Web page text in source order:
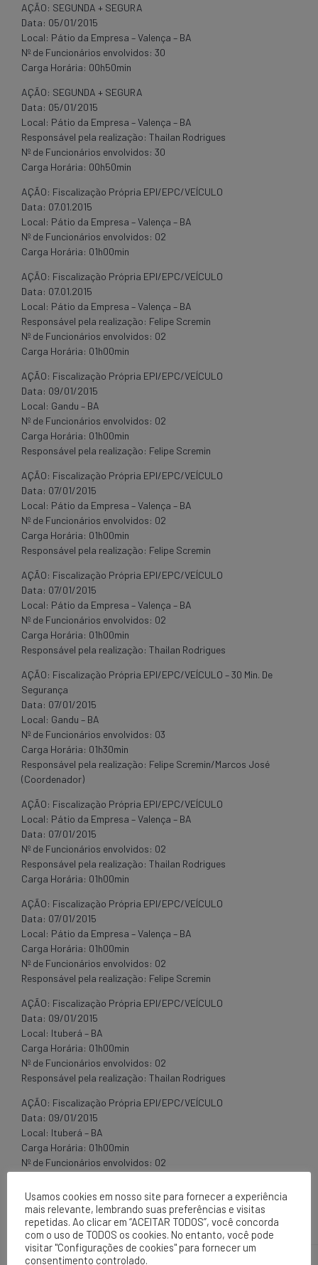
AÇÃO: SEGUNDA + SEGURA
Data: 05/01/2015
Local: Pátio da Empresa – Valença – BA
Nº de Funcionários envolvidos: 30
Carga Horária: 00h50min
AÇÃO: SEGUNDA + SEGURA
Data: 05/01/2015
Local: Pátio da Empresa – Valença – BA
Responsável pela realização: Thailan Rodrigues
Nº de Funcionários envolvidos: 30
Carga Horária: 00h50min
AÇÃO: Fiscalização Própria EPI/EPC/VEÍCULO
Data: 07.01.2015
Local: Pátio da Empresa – Valença – BA
Nº de Funcionários envolvidos: 02
Carga Horária: 01h00min
AÇÃO: Fiscalização Própria EPI/EPC/VEÍCULO
Data: 07.01.2015
Local: Pátio da Empresa – Valença – BA
Responsável pela realização: Felipe Scremin
Nº de Funcionários envolvidos: 02
Carga Horária: 01h00min
AÇÃO: Fiscalização Própria EPI/EPC/VEÍCULO
Data: 09/01/2015
Local: Gandu – BA
Nº de Funcionários envolvidos: 02
Carga Horária: 01h00min
Responsável pela realização: Felipe Scremin
AÇÃO: Fiscalização Própria EPI/EPC/VEÍCULO
Data: 07/01/2015
Local: Pátio da Empresa – Valença – BA
Nº de Funcionários envolvidos: 02
Carga Horária: 01h00min
Responsável pela realização: Felipe Scremin
AÇÃO: Fiscalização Própria EPI/EPC/VEÍCULO
Data: 07/01/2015
Local: Pátio da Empresa – Valença – BA
Nº de Funcionários envolvidos: 02
Carga Horária: 01h00min
Responsável pela realização: Thailan Rodrigues
AÇÃO: Fiscalização Própria EPI/EPC/VEÍCULO – 30 Min. De
Segurança
Data: 07/01/2015
Local: Gandu – BA
Nº de Funcionários envolvidos: 03
Carga Horária: 01h30min
Responsável pela realização: Felipe Scremin/Marcos José
(Coordenador)
AÇÃO: Fiscalização Própria EPI/EPC/VEÍCULO
Local: Pátio da Empresa – Valença – BA
Data: 07/01/2015
Nº de Funcionários envolvidos: 02
Responsável pela realização: Thailan Rodrigues
Carga Horária: 01h00min
AÇÃO: Fiscalização Própria EPI/EPC/VEÍCULO
Data: 07/01/2015
Local: Pátio da Empresa – Valença – BA
Carga Horária: 01h00min
Nº de Funcionários envolvidos: 02
Responsável pela realização: Felipe Scremin
AÇÃO: Fiscalização Própria EPI/EPC/VEÍCULO
Data: 09/01/2015
Local: Ituberá – BA
Carga Horária: 01h00min
Nº de Funcionários envolvidos: 02
Responsável pela realização: Thailan Rodrigues
AÇÃO: Fiscalização Própria EPI/EPC/VEÍCULO
Data: 09/01/2015
Local: Ituberá – BA
Carga Horária: 01h00min
Nº de Funcionários envolvidos: 02
RESULTADOS:
Reuniões de Segurança Interna:
Carga
Usamos cookies em nosso site para fornecer a experiência
mais relevante, lembrando suas preferências e visitas
repetidas. Ao clicar em “ACEITAR TODOS”, você concorda
com o uso de TODOS os cookies. No entanto, você pode
visitar "Configurações de cookies" para fornecer um
consentimento controlado.